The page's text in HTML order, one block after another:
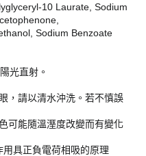
10 Laurate, Sodium
Sodium Benzoate
光直射。
，請以清水沖洗。若不慎誤
可能隨溫溼度改變而有變化
具正負電荷相吸的原理